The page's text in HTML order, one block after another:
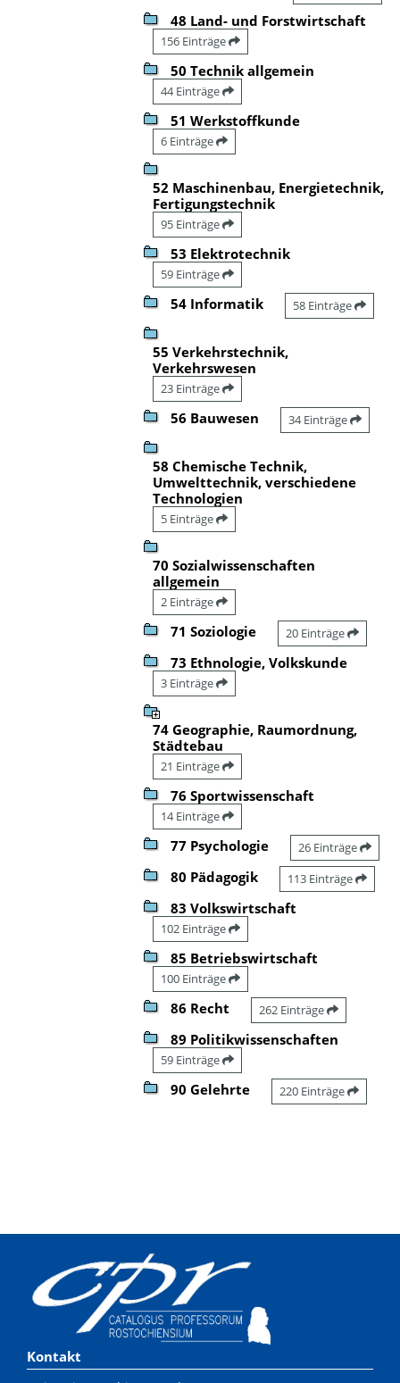
48 Land- und Forstwirtschaft
156 Einträge
50 Technik allgemein
44 Einträge
51 Werkstoffkunde
6 Einträge
52 Maschinenbau, Energietechnik,
Fertigungstechnik
95 Einträge
53 Elektrotechnik
59 Einträge
54 Informatik 58 Einträge
55 Verkehrstechnik,
Verkehrswesen
23 Einträge
56 Bauwesen 34 Einträge
58 Chemische Technik,
Umwelttechnik, verschiedene
Technologien
5 Einträge
70 Sozialwissenschaften
allgemein
2 Einträge
71 Soziologie 20 Einträge
73 Ethnologie, Volkskunde
3 Einträge
74 Geographie, Raumordnung,
Städtebau
21 Einträge
76 Sportwissenschaft
14 Einträge
77 Psychologie 26 Einträge
80 Pädagogik 113 Einträge
83 Volkswirtschaft
102 Einträge
85 Betriebswirtschaft
100 Einträge
86 Recht 262 Einträge
89 Politikwissenschaften
59 Einträge
90 Gelehrte 220 Einträge
Kontakt